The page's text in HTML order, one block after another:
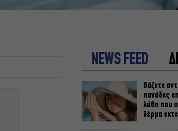
NEWS FEED
Βάζετε
πανάδες
λάθη που
δέρμα